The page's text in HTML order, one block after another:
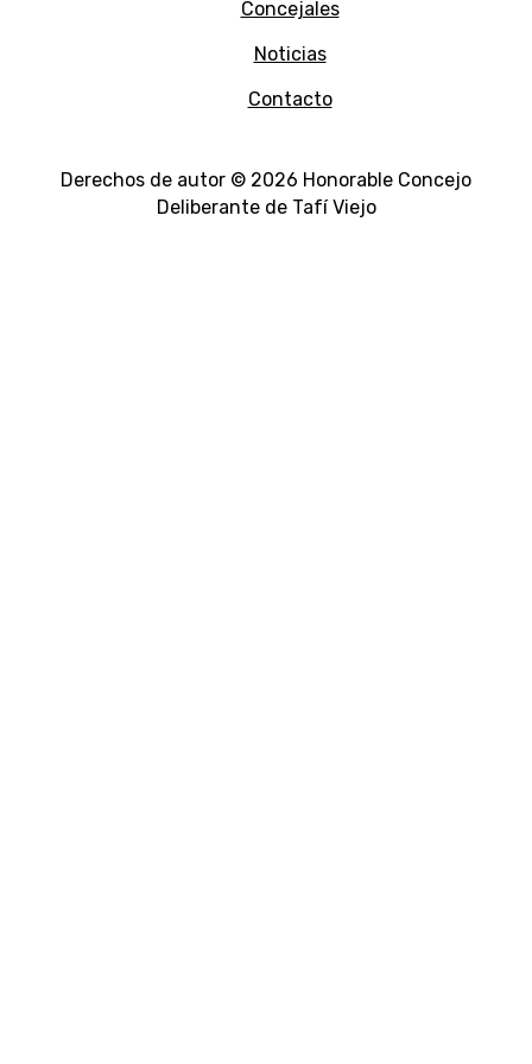
Concejales
Noticias
Contacto
Derechos de autor © 2026 Honorable Concejo
Deliberante de Tafí Viejo